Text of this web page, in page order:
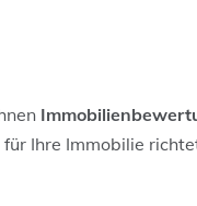
Ihre Immobilie